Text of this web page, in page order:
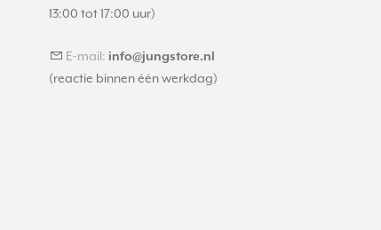
13:00 tot 17:00 uur)
E-mail: info@jungstore.nl
(reactie binnen één werkdag)